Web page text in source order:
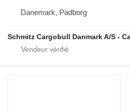
Danemark, Padborg